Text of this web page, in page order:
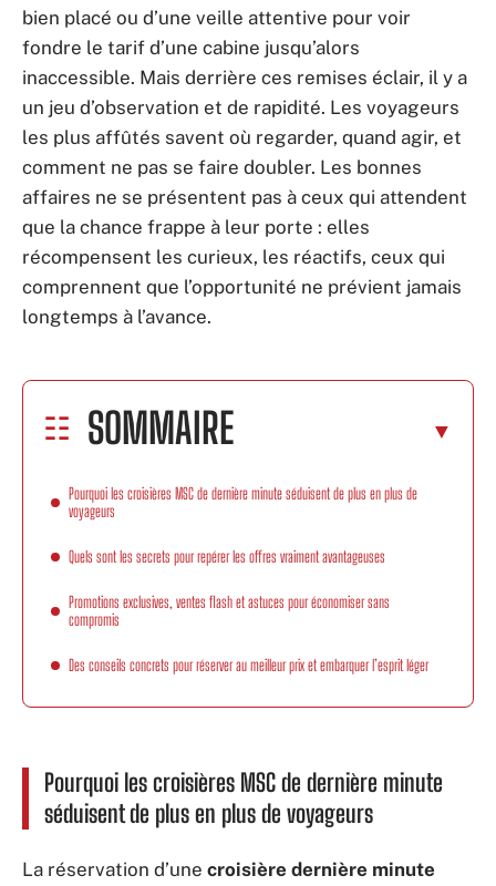
bien placé ou d’une veille attentive pour voir
fondre le tarif d’une cabine jusqu’alors
inaccessible. Mais derrière ces remises éclair, il y a
un jeu d’observation et de rapidité. Les voyageurs
les plus affûtés savent où regarder, quand agir, et
comment ne pas se faire doubler. Les bonnes
affaires ne se présentent pas à ceux qui attendent
que la chance frappe à leur porte : elles
récompensent les curieux, les réactifs, ceux qui
comprennent que l’opportunité ne prévient jamais
longtemps à l’avance.
SOMMAIRE
Pourquoi les croisières MSC de dernière minute séduisent de plus en plus de
voyageurs
Quels sont les secrets pour repérer les offres vraiment avantageuses
Promotions exclusives, ventes flash et astuces pour économiser sans
compromis
Des conseils concrets pour réserver au meilleur prix et embarquer l’esprit léger
Pourquoi les croisières MSC de dernière minute
séduisent de plus en plus de voyageurs
La réservation d’une croisière dernière minute